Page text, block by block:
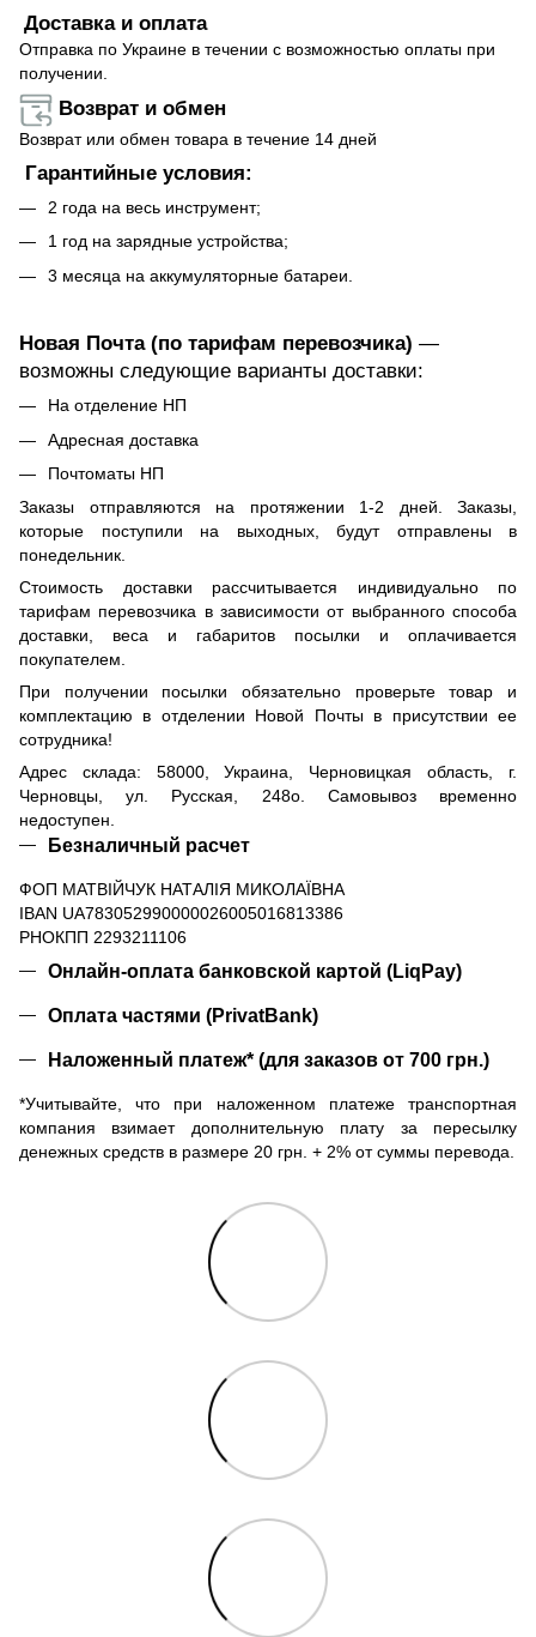
Доставка и оплата
Отправка по Украине в течении с возможностью оплаты при
получении.
Возврат и обмен
Возврат или обмен товара в течение 14 дней
Гарантийные условия:
2 года на весь инструмент;
1 год на зарядные устройства;
3 месяца на аккумуляторные батареи.
Новая Почта (по тарифам перевозчика) —
возможны следующие варианты доставки:
На отделение НП
Адресная доставка
Почтоматы НП
Заказы отправляются на протяжении 1-2 дней. Заказы,
которые поступили на выходных, будут отправлены в
понедельник.
Стоимость доставки рассчитывается индивидуально по
тарифам перевозчика в зависимости от выбранного способа
доставки, веса и габаритов посылки и оплачивается
покупателем.
При получении посылки обязательно проверьте товар и
комплектацию в отделении Новой Почты в присутствии ее
сотрудника!
Адрес склада: 58000, Украина, Черновицкая область, г.
Черновцы, ул. Русская, 248о. Самовывоз временно
недоступен.
Безналичный расчет
ФОП МАТВІЙЧУК НАТАЛІЯ МИКОЛАЇВНА
IBAN UA783052990000026005016813386
РНОКПП 2293211106
Онлайн-оплата банковской картой (LiqPay)
Оплата частями (PrivatBank)
Наложенный платеж* (для заказов от 700 грн.)
*Учитывайте, что при наложенном платеже транспортная
компания взимает дополнительную плату за пересылку
денежных средств в размере 20 грн. + 2% от суммы перевода.